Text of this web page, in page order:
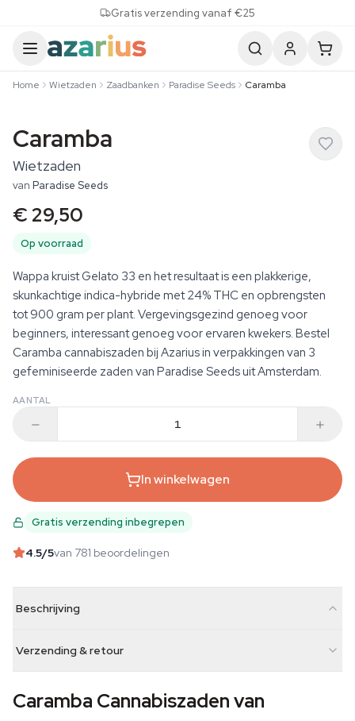
Gratis verzending vanaf €25
Home Wietzaden Zaadbanken Paradise Seeds Caramba
Caramba
Wietzaden
van Paradise Seeds
€ 29,50
Op voorraad
Wappa kruist Gelato 33 en het resultaat is een plakkerige,
skunkachtige indica-hybride met 24% THC en opbrengsten
tot 900 gram per plant. Vergevingsgezind genoeg voor
beginners, interessant genoeg voor ervaren kwekers. Bestel
Caramba cannabiszaden bij Azarius in verpakkingen van 3
gefeminiseerde zaden van Paradise Seeds uit Amsterdam.
AANTAL
In winkelwagen
Gratis verzending inbegrepen
4.5/5van 781 beoordelingen
Beschrijving
Verzending & retour
Caramba Cannabiszaden van